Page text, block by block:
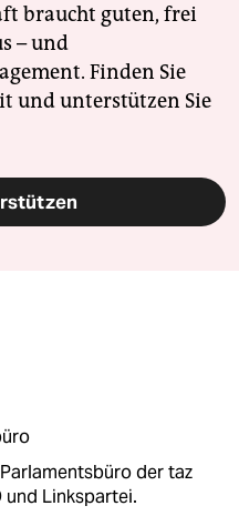
braucht guten, frei
– und
Finden Sie
und unterstützen Sie
der taz
und Linkspartei.